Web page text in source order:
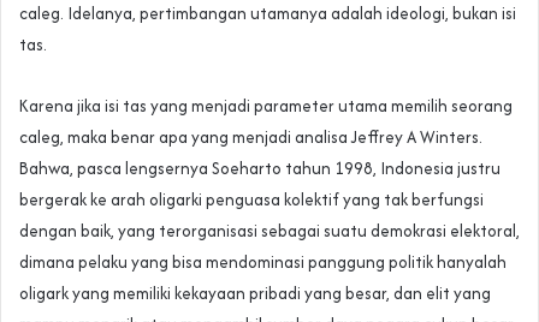
caleg. Idelanya, pertimbangan utamanya adalah ideologi, bukan isi
tas.
Karena jika isi tas yang menjadi parameter utama memilih seorang
caleg, maka benar apa yang menjadi analisa Jeffrey A Winters.
Bahwa, pasca lengsernya Soeharto tahun 1998, Indonesia justru
bergerak ke arah oligarki penguasa kolektif yang tak berfungsi
dengan baik, yang terorganisasi sebagai suatu demokrasi elektoral,
dimana pelaku yang bisa mendominasi panggung politik hanyalah
oligark yang memiliki kekayaan pribadi yang besar, dan elit yang